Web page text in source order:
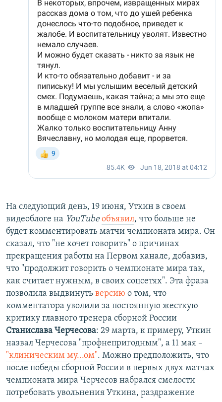
На следующий день, 19 июня, Уткин в своем
видеоблоге на YouTube объявил, что больше не
будет комментировать матчи чемпионата мира. Он
сказал, что "не хочет говорить" о причинах
прекращения работы на Первом канале, добавив,
что "продолжит говорить о чемпионате мира так,
как считает нужным, в своих соцсетях". Эта фраза
позволила выдвинуть версию о том, что
комментатора уволили за постоянную жесткую
критику главного тренера сборной России
Станислава Черчесова: 29 марта, к примеру, Уткин
назвал Черчесова "профнепригодным", а 11 мая –
"клиническим му...ом". Можно предположить, что
после победы сборной России в первых двух матчах
чемпионата мира Черчесов набрался смелости
потребовать увольнения Уткина, раздражение